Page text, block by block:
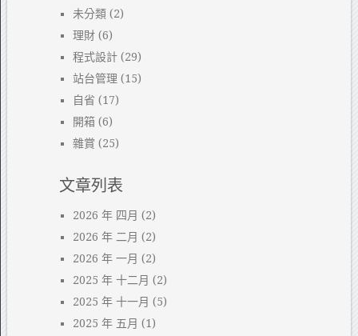
未分類(2)
理財(6)
程式設計(29)
站台管理 (15)
自省 (17)
開箱(6)
雜賞 (25)
文章列表
2026 年 四月 (2)
2026 年 二月 (2)
2026 年 一月 (2)
2025 年 十二月 (2)
2025 年 十一月 (5)
2025 年 五月 (1)